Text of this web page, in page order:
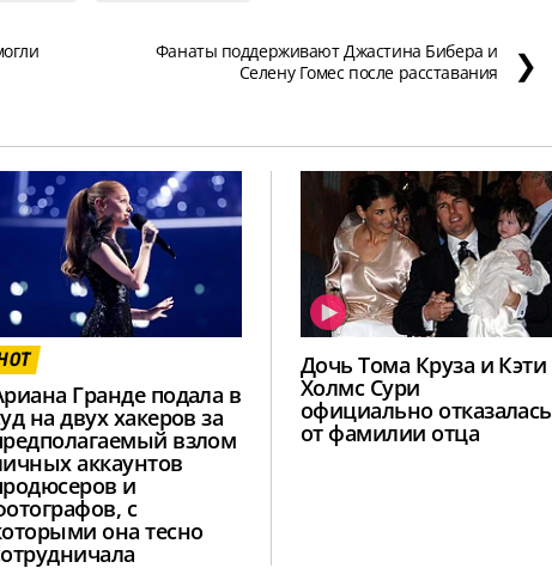
Фанаты поддерживают Джастина Бибера и
Селену Гомес после расставания
❯
Гранде подала в
на двух хакеров за
взлом
аккаунтов
и
с
она тесно
Дочь Тома Круза и Кэти
Холмс Сури
официально отказалась
от фамилии отца